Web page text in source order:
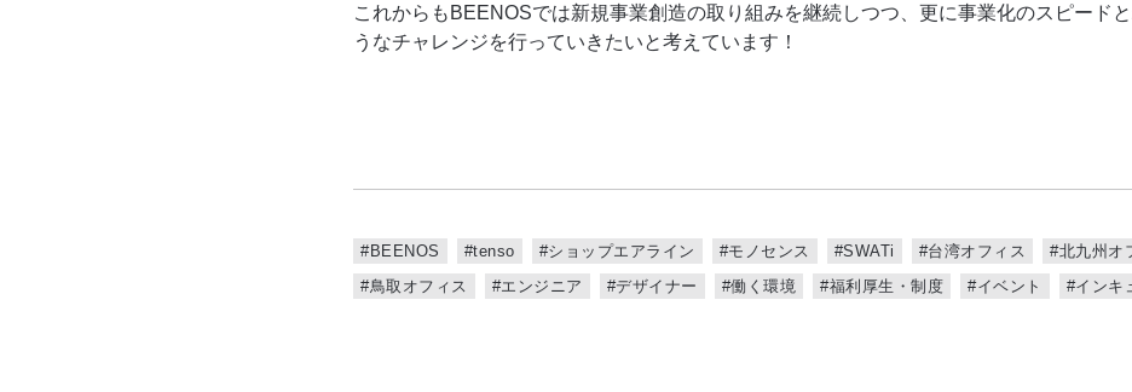
これからもBEENOSでは新規事業創造の取り組みを継続しつつ、更に事業化のスピード
うなチャレンジを行っていきたいと考えています！
#BEENOS #tenso #ショップエアライン #モノセンス #SWATi #台湾オフィス
#北九州オ
#鳥取オフィス
#エンジニア #デザイナー #働く環境 #福利厚生・制度 #イベント #インキ